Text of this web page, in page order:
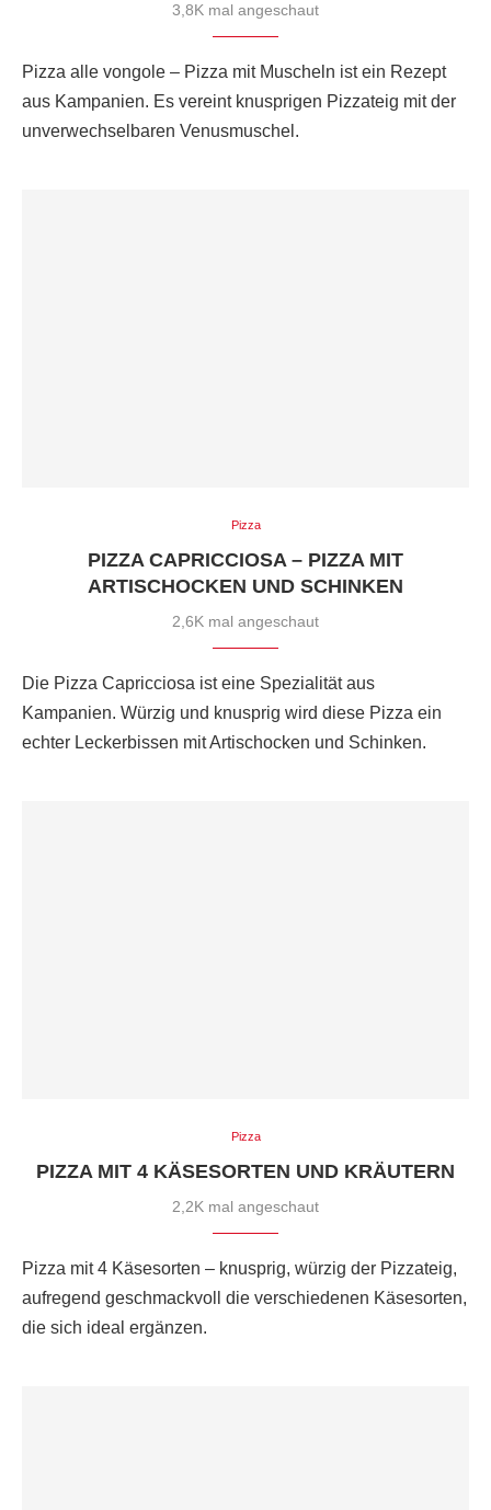
3,8K mal angeschaut
Pizza alle vongole – Pizza mit Muscheln ist ein Rezept
aus Kampanien. Es vereint knusprigen Pizzateig mit der
unverwechselbaren Venusmuschel.
Pizza
PIZZA CAPRICCIOSA – PIZZA MIT
ARTISCHOCKEN UND SCHINKEN
2,6K mal angeschaut
Die Pizza Capricciosa ist eine Spezialität aus
Kampanien. Würzig und knusprig wird diese Pizza ein
echter Leckerbissen mit Artischocken und Schinken.
Pizza
PIZZA MIT 4 KÄSESORTEN UND KRÄUTERN
2,2K mal angeschaut
Pizza mit 4 Käsesorten – knusprig, würzig der Pizzateig,
aufregend geschmackvoll die verschiedenen Käsesorten,
die sich ideal ergänzen.